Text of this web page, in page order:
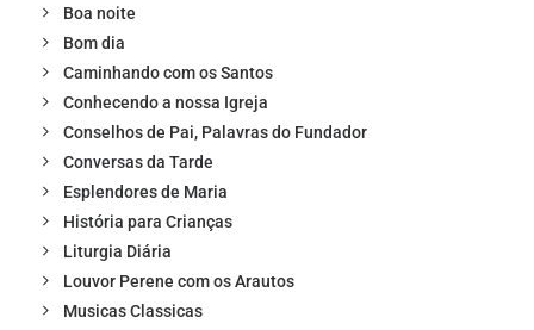
Boa noite
Bom dia
Caminhando com os Santos
Conhecendo a nossa Igreja
Conselhos de Pai, Palavras do Fundador
Conversas da Tarde
Esplendores de Maria
História para Crianças
Liturgia Diária
Louvor Perene com os Arautos
Musicas Classicas